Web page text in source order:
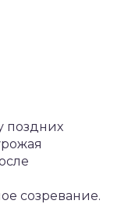
поздних
созревание.